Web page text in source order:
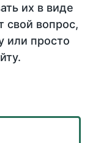
их в виде
свой вопрос,
или просто